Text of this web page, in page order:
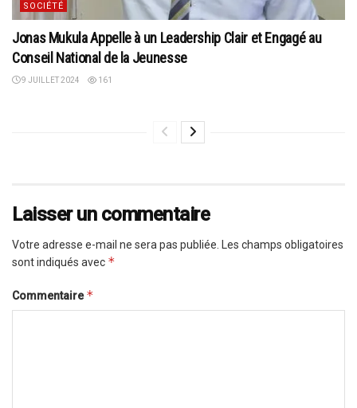
SOCIÉTÉ
Jonas Mukula Appelle à un Leadership Clair et Engagé au
Conseil National de la Jeunesse
9 JUILLET 2024 161
Laisser un commentaire
Votre adresse e-mail ne sera pas publiée. Les champs obligatoires
sont indiqués avec *
Commentaire*